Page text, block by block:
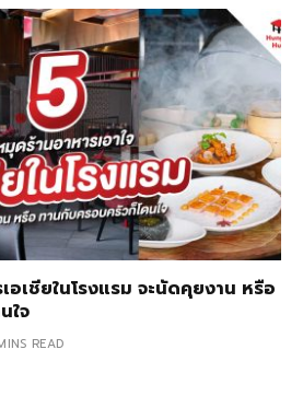
เชียในโรงแรม จะนัดคุยงาน หรือ
ใจ
READ